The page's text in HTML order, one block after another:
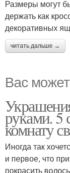
Размеры могут
держать как
декоративных
читать дальше →
Вас
руками. 5
комнату
Иногда так
и первое, что
покрасить